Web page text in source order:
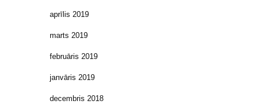
aprīlis 2019
marts 2019
februāris 2019
janvāris 2019
decembris 2018